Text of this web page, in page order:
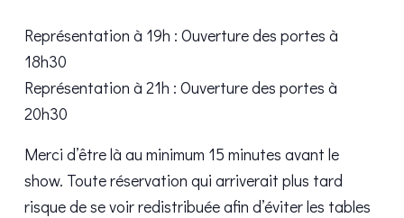
Représentation à 19h : Ouverture des portes à
18h30
Représentation à 21h : Ouverture des portes à
20h30
Merci d’être là au minimum 15 minutes avant le
show. Toute réservation qui arriverait plus tard
risque de se voir redistribuée afin d’éviter les tables